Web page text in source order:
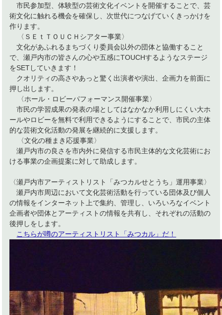
市民参加型、体験型の芸術文化イベントを開催することで、芸
術文化に触れる機会を確保し、次世代につなげていくきっかけを
作ります。
〈ＳＥｔＴＯＵＣＨシアター事業〉
文化があふれるまちづくり委員会以外の団体と協働すること
で、瀬戸内市の皆さんの心や五感にTOUCHするようなステージ
をSETしていきます！
クオリティの高さやあっと驚く出演者や演出、企画力を前面に
押し出します。
〈ホール・ロビーパフォーマンス開催事業〉
市民の学習成果の発表の場としてはなかなか利用しにくい大ホ
ールやロビーを無料で利用できるようにすることで、市民の主体
的な芸術文化活動の発展を継続的に支援します。
〈文化の種まき応援事業〉
瀬戸内市の良さを市内外に発信する市民主体的な文化芸術にお
ける事業の企画提案に対して助成します。
〈瀬戸内市アーティストリスト「みつカルせとうち」運用事業〉
瀬戸内市周辺において文化芸術活動を行っている団体及び個人
の情報をインターネット上で集約、管理し、いろいろなイベント
企画者や団体とアーティストの情報を共有し、それぞれの活動の
後押しをします。
こちらが噂のアーティストリスト「みつカル」だ！